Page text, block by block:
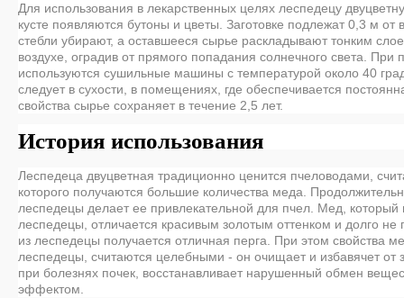
Для использования в лекарственных целях леспедецу
кусте появляются бутоны и цветы. Заготовке подлежат 0,3 м от
стебли убирают, а оставшееся сырье раскладывают тонким
воздухе, оградив от прямого попадания солнечного света. При
используются сушильные машины с температурой около 40
следует в сухости, в помещениях, где обеспечивается
свойства сырье сохраняет в течение 2,5 лет.
История использования
Леспедеца двуцветная традиционно ценится пчеловодами,
которого получаются большие количества меда.
леспедецы делает ее привлекательной для пчел. Мед, который
леспедецы, отличается красивым золотым оттенком и долго не
из леспедецы получается отличная перга. При этом свойства
леспедецы, считаются целебными - он очищает и избавячет от
при болезнях почек, восстанавливает нарушенный обмен
эффектом.